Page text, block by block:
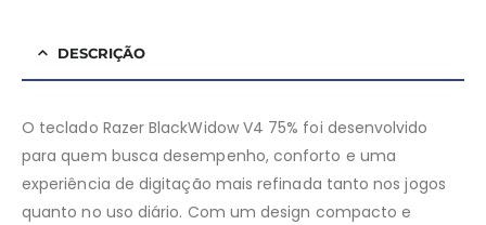
DESCRIÇÃO
O teclado Razer BlackWidow V4 75% foi desenvolvido
para quem busca desempenho, conforto e uma
experiência de digitação mais refinada tanto nos jogos
quanto no uso diário. Com um design compacto e